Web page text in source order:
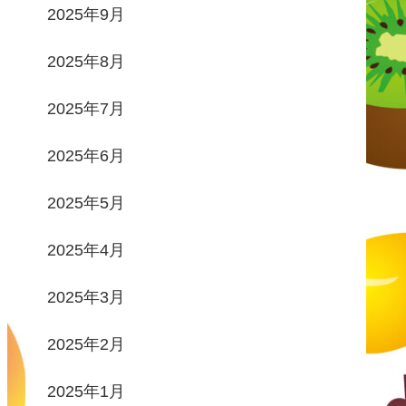
2025年9月
2025年8月
2025年7月
2025年6月
2025年5月
2025年4月
2025年3月
2025年2月
2025年1月